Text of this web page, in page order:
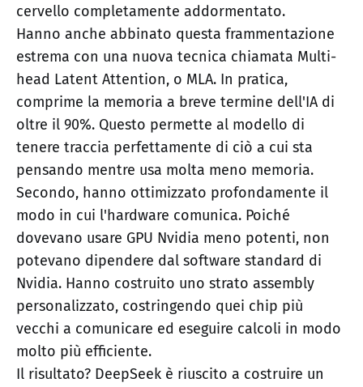
cervello completamente addormentato.
Hanno anche abbinato questa frammentazione
estrema con una nuova tecnica chiamata Multi-
head Latent Attention, o MLA. In pratica,
comprime la memoria a breve termine dell'IA di
oltre il 90%. Questo permette al modello di
tenere traccia perfettamente di ciò a cui sta
pensando mentre usa molta meno memoria.
Secondo, hanno ottimizzato profondamente il
modo in cui l'hardware comunica. Poiché
dovevano usare GPU Nvidia meno potenti, non
potevano dipendere dal software standard di
Nvidia. Hanno costruito uno strato assembly
personalizzato, costringendo quei chip più
vecchi a comunicare ed eseguire calcoli in modo
molto più efficiente.
Il risultato? DeepSeek è riuscito a costruire un